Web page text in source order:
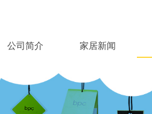
公司简介 家居新闻